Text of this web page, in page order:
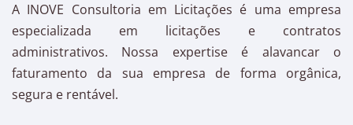
A INOVE Consultoria em Licitações é uma empresa
especializada em licitações e contratos
administrativos. Nossa expertise é alavancar o
faturamento da sua empresa de forma orgânica,
segura e rentável.